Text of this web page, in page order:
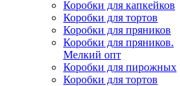
Коробки для капкейков
Коробки для тортов
Коробки для пряников
Коробки для пряников.
Мелкий опт
Коробки для пирожных
Коробки для тортов